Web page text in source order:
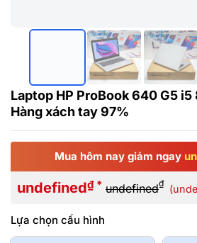
Laptop HP ProBook 640 G5 i5
Hàng xách tay 97%
Mua hôm nay giảm ngay
undefined₫ * undefined₫
Lựa chọn cấu hình